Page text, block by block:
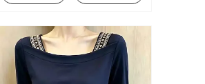
externo Curto Saia-calça Feminino